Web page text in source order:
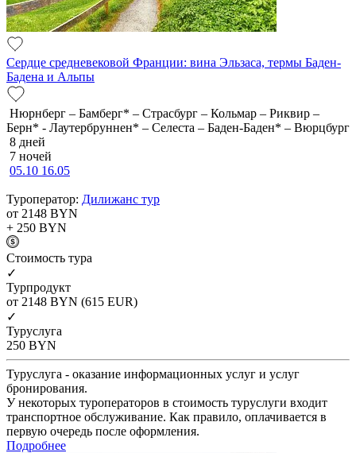
Сердце средневековой Франции: вина Эльзаса, термы Баден-
Бадена и Альпы
Нюрнберг – Бамберг* – Страсбург – Кольмар – Риквир –
Берн* - Лаутербруннен* – Селеста – Баден-Баден* – Вюрцбург
8 дней
7 ночей
05.10 16.05
Туроператор: Дилижанс тур
от 2148 BYN
+ 250 BYN
Cтоимость тура
✓
Турпродукт
от 2148 BYN (615 EUR)
✓
Туруслуга
250 BYN
Туруслуга - оказание информационных услуг и услуг
бронирования.
У некоторых туроператоров в стоимость туруслуги входит
транспортное обслуживание. Как правило, оплачивается в
первую очередь после оформления.
Подробнее